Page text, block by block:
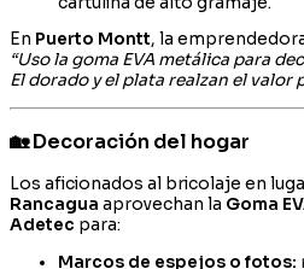
En Puerto Montt, la
“Uso la goma EVA metálica para
El dorado y el plata realzan el
🏡 Decoración del hogar
Los aficionados al bricolaje en
Rancagua aprovechan la Goma
Adetec para:
Marcos de espejos o fotos: